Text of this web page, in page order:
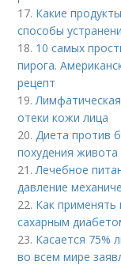
17. Какие
способы
18. 10 самых
пирога.
рецепт
19.
отеки кожи лица
20.Диета против
похудения
21.Лечебное
давление
22. Как применять
сахарным
23. Касается 75%
во всем мире